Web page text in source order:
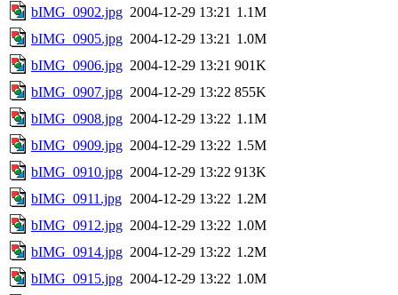
bIMG_0902.jpg 2004-12-29 13:21 1.1M
bIMG_0905.jpg 2004-12-29 13:21 1.0M
bIMG_0906.jpg 2004-12-29 13:21 901K
bIMG_0907.jpg 2004-12-29 13:22 855K
bIMG_0908.jpg 2004-12-29 13:22 1.1M
bIMG_0909.jpg 2004-12-29 13:22 1.5M
bIMG_0910.jpg 2004-12-29 13:22 913K
bIMG_0911.jpg 2004-12-29 13:22 1.2M
bIMG_0912.jpg 2004-12-29 13:22 1.0M
bIMG_0914.jpg 2004-12-29 13:22 1.2M
bIMG_0915.jpg 2004-12-29 13:22 1.0M